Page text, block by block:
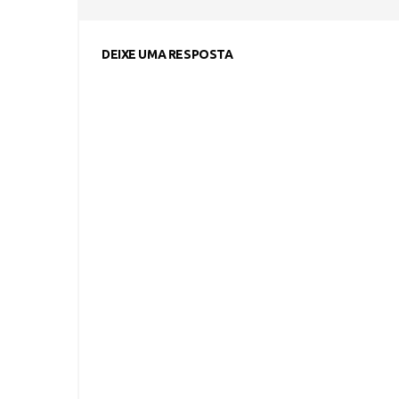
DEIXE UMA RESPOSTA